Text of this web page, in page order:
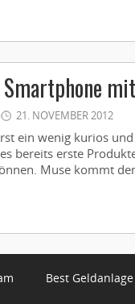
Smartphone
21. NOVEMBER 2012
ein wenig kurios
bereits erste
Muse kommt
Best Geldanlage